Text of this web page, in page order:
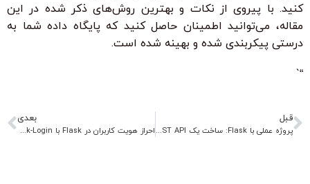
کنید. با پیروی از نکات و بهترین روش‌های ذکر شده در این
مقاله، می‌توانید اطمینان حاصل کنید که پایگاه داده شما به
درستی پیکربندی شده و بهینه شده است.
“`
قبل
پروژه عملی با Flask: ساخت یک REST API ساده
بعدی
احراز هویت کاربران در Flask با Flask-Login